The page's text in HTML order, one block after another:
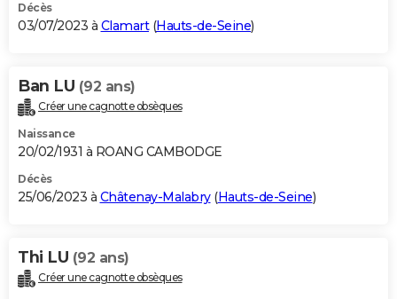
Décès
03/07/2023 à Clamart(Hauts-de-Seine)
Ban LU (92 ans)
Créer une cagnotte obsèques
Naissance
20/02/1931 à ROANG CAMBODGE
Décès
25/06/2023 à Châtenay-Malabry(Hauts-de-Seine)
Thi LU (92 ans)
Créer une cagnotte obsèques